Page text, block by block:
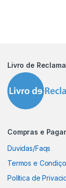
Livro de
Compras e
Duvidas/Faqs
Termos e
Política de